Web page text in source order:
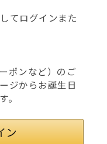
てログインまた
ポンなど）のご
ジからお誕生日
。